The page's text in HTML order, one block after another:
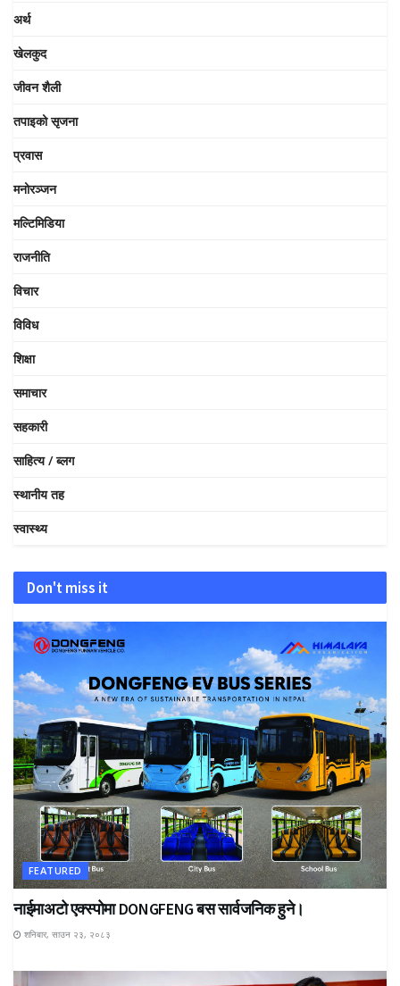
अर्थ
खेलकुद
जीवन शैली
तपाइको सृजना
प्रवास
मनोरञ्जन
मल्टिमिडिया
राजनीति
विचार
विविध
शिक्षा
समाचार
सहकारी
साहित्य / ब्लग
स्थानीय तह
स्वास्थ्य
Don't miss it
FEATURED
नाईमाअटो एक्स्पोमा DONGFENG बस सार्वजनिक हुने।
शनिबार, साउन २३, २०८३